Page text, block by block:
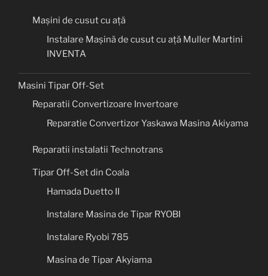
Mașini de cusut cu ață
Instalare Mașină de cusut cu ață Muller Martini
INVENTA
Masini Tipar Off-Set
Reparatii Convertizoare Invertoare
Reparatie Convertizor Yaskawa Masina Akiyama
Reparatii instalatii Technotrans
Tipar Off-Set din Coala
Hamada Duetto II
Instalare Masina de Tipar RYOBI
Instalare Ryobi 785
Masina de Tipar Akyiama